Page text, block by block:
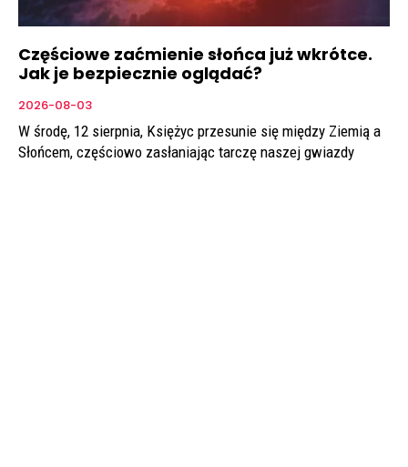
Częściowe zaćmienie słońca już wkrótce.
Jak je bezpiecznie oglądać?
2026-08-03
W środę, 12 sierpnia, Księżyc przesunie się między Ziemią a
Słońcem, częściowo zasłaniając tarczę naszej gwiazdy